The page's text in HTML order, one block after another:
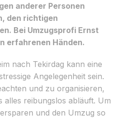
anderer Personen
den richtigen
Bei Umzugsprofi Ernst
erfahrenen Händen.
nach Tekirdag kann eine
Angelegenheit sein.
und zu organisieren,
alles reibungslos abläuft. Um
und den Umzug so